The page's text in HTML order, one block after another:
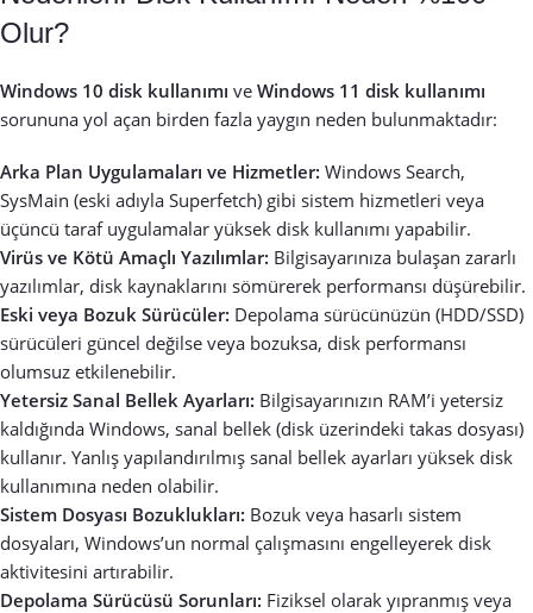
Olur?
Windows 10 disk kullanımı ve Windows 11 disk kullanımı
sorununa yol açan birden fazla yaygın neden bulunmaktadır:
Arka Plan Uygulamaları ve Hizmetler: Windows Search,
SysMain (eski adıyla Superfetch) gibi sistem hizmetleri veya
üçüncü taraf uygulamalar yüksek disk kullanımı yapabilir.
Virüs ve Kötü Amaçlı Yazılımlar: Bilgisayarınıza bulaşan zararlı
yazılımlar, disk kaynaklarını sömürerek performansı düşürebilir.
Eski veya Bozuk Sürücüler: Depolama sürücünüzün (HDD/SSD)
sürücüleri güncel değilse veya bozuksa, disk performansı
olumsuz etkilenebilir.
Yetersiz Sanal Bellek Ayarları: Bilgisayarınızın RAM’i yetersiz
kaldığında Windows, sanal bellek (disk üzerindeki takas dosyası)
kullanır. Yanlış yapılandırılmış sanal bellek ayarları yüksek disk
kullanımına neden olabilir.
Sistem Dosyası Bozuklukları: Bozuk veya hasarlı sistem
dosyaları, Windows’un normal çalışmasını engelleyerek disk
aktivitesini artırabilir.
Depolama Sürücüsü Sorunları: Fiziksel olarak yıpranmış veya